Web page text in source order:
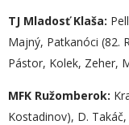
TJ Mladosť Klaša:
Majný, Patkanóci (82.
Pástor, Kolek, Zeher,
MFK Ružomberok:
Kostadinov), D.